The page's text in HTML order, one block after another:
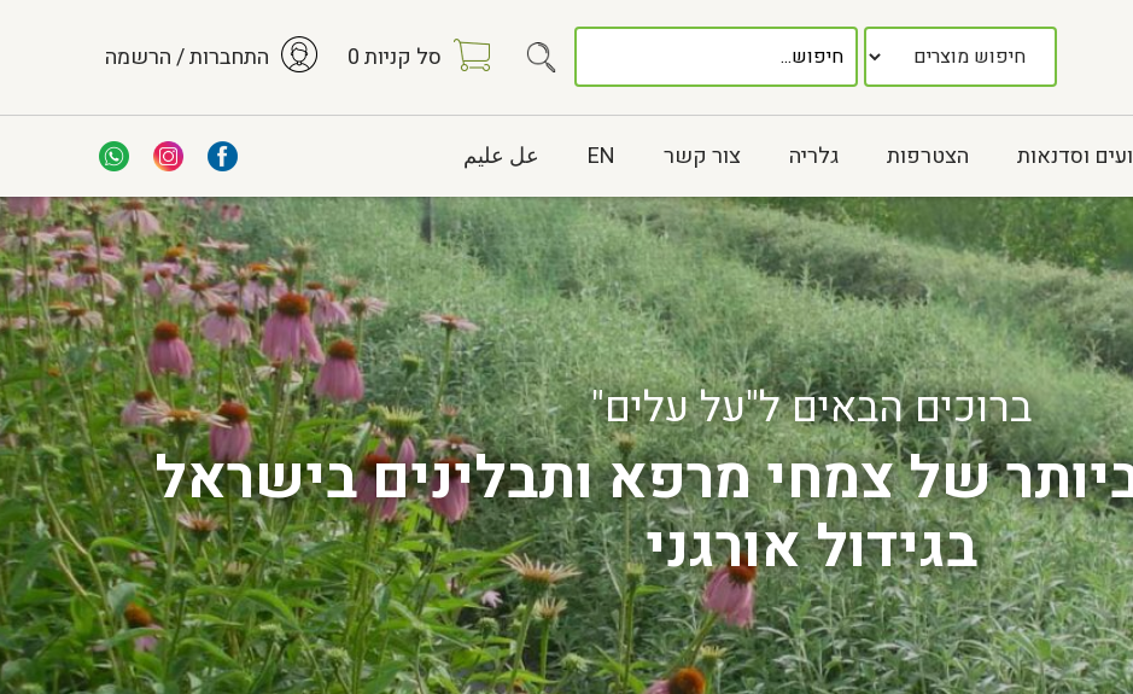
סל קניות0 התחברות / הרשמה
וסדנאות הצטרפות גלריה צור קשר EN عل عليم
ברוכים הבאים ל"על עלים"
ביותר של צמחי מרפא ותבלינים בישראל
בגידול אורגני